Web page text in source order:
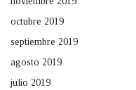
octubre 2019
septiembre 2019
agosto 2019
julio 2019